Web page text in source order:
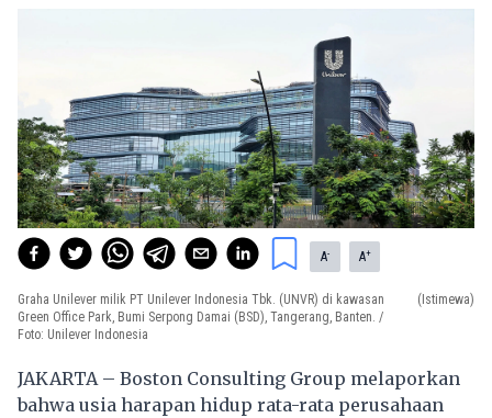
A- A+
Graha Unilever milik PT Unilever Indonesia Tbk. (UNVR) di kawasan
Green Office Park, Bumi Serpong Damai (BSD), Tangerang, Banten. /
Foto: Unilever Indonesia
(Istimewa)
JAKARTA – Boston Consulting Group melaporkan
bahwa usia harapan hidup rata-rata perusahaan